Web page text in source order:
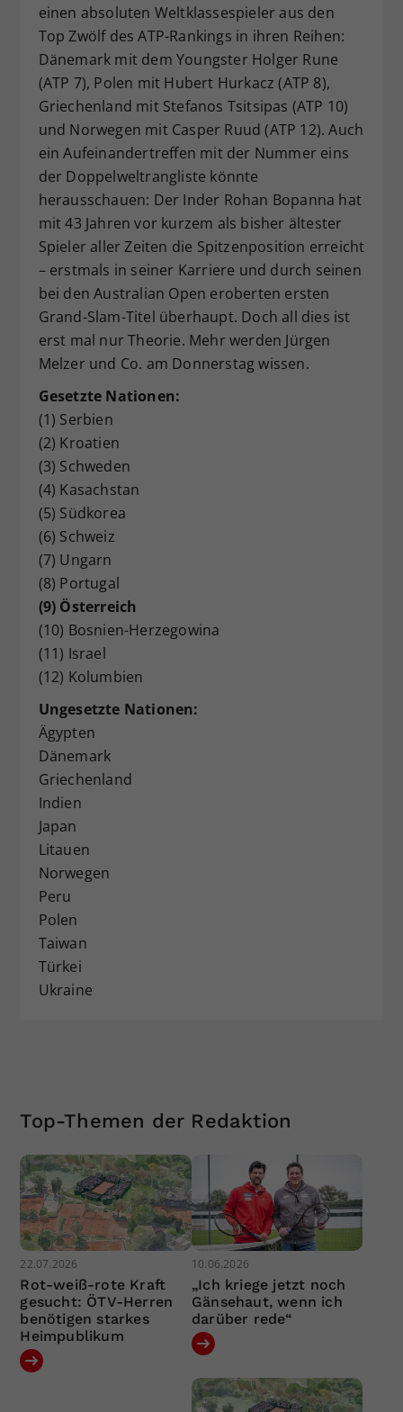
einen absoluten Weltklassespieler aus den
Top Zwölf des ATP-Rankings in ihren Reihen:
Dänemark mit dem Youngster Holger Rune
(ATP 7), Polen mit Hubert Hurkacz (ATP 8),
Griechenland mit Stefanos Tsitsipas (ATP 10)
und Norwegen mit Casper Ruud (ATP 12). Auch
ein Aufeinandertreffen mit der Nummer eins
der Doppelweltrangliste könnte
herausschauen: Der Inder Rohan Bopanna hat
mit 43 Jahren vor kurzem als bisher ältester
Spieler aller Zeiten die Spitzenposition erreicht
– erstmals in seiner Karriere und durch seinen
bei den Australian Open eroberten ersten
Grand-Slam-Titel überhaupt. Doch all dies ist
erst mal nur Theorie. Mehr werden Jürgen
Melzer und Co. am Donnerstag wissen.
Gesetzte Nationen:
(1) Serbien
(2) Kroatien
(3) Schweden
(4) Kasachstan
(5) Südkorea
(6) Schweiz
(7) Ungarn
(8) Portugal
(9) Österreich
(10) Bosnien-Herzegowina
(11) Israel
(12) Kolumbien
Ungesetzte Nationen:
Ägypten
Dänemark
Griechenland
Indien
Japan
Litauen
Norwegen
Peru
Polen
Taiwan
Türkei
Ukraine
Top-Themen der Redaktion
22.07.2026
Rot-weiß-rote Kraft
gesucht: ÖTV-Herren
benötigen starkes
Heimpublikum
10.06.2026
„Ich kriege jetzt noch
Gänsehaut, wenn ich
darüber rede“